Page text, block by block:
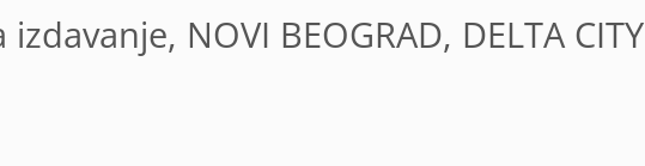
NOVI BEOGRAD, DELTA CITY